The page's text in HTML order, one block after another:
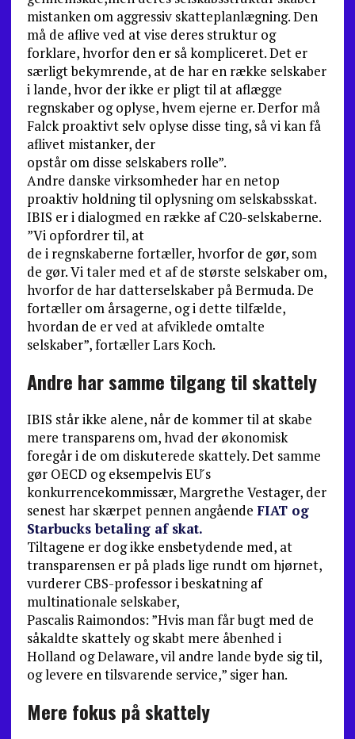
mistanken om aggressiv skatteplanlægning. Den
må de aflive ved at vise deres struktur og
forklare, hvorfor den er så kompliceret. Det er
særligt bekymrende, at de har en række selskaber
i lande, hvor der ikke er pligt til at aflægge
regnskaber og oplyse, hvem ejerne er. Derfor må
Falck proaktivt selv oplyse disse ting, så vi kan få
aflivet mistanker, der
opstår om disse selskabers rolle”.
Andre danske virksomheder har en netop
proaktiv holdning til oplysning om selskabsskat.
IBIS er i dialogmed en række af C20-selskaberne.
”Vi opfordrer til, at
de i regnskaberne fortæller, hvorfor de gør, som
de gør. Vi taler med et af de største selskaber om,
hvorfor de har datterselskaber på Bermuda. De
fortæller om årsagerne, og i dette tilfælde,
hvordan de er ved at afviklede omtalte
selskaber”, fortæller Lars Koch.
Andre har samme tilgang til skattely
IBIS står ikke alene, når de kommer til at skabe
mere transparens om, hvad der økonomisk
foregår i de om diskuterede skattely. Det samme
gør OECD og eksempelvis EU ́s
konkurrencekommissær, Margrethe Vestager, der
senest har skærpet pennen angående FIAT og
Starbucks betaling af skat.
Tiltagene er dog ikke ensbetydende med, at
transparensen er på plads lige rundt om hjørnet,
vurderer CBS-professor i beskatning af
multinationale selskaber,
Pascalis Raimondos: ”Hvis man får bugt med de
såkaldte skattely og skabt mere åbenhed i
Holland og Delaware, vil andre lande byde sig til,
og levere en tilsvarende service,” siger han.
Mere fokus på skattely